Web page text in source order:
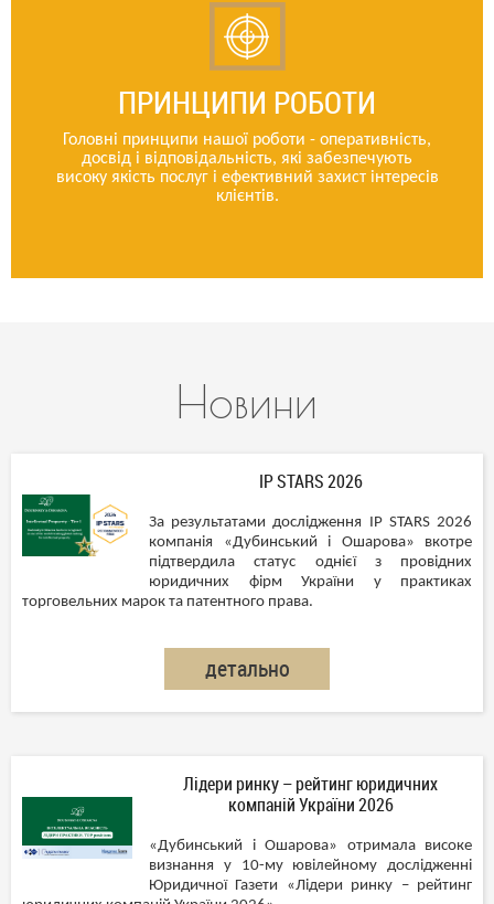
ПРИНЦИПИ РОБОТИ
Головні принципи нашої роботи - оперативність,
досвід і відповідальність, які забезпечують
високу якість послуг і ефективний захист інтересів
клієнтів.
Новини
IP STARS 2026
За результатами дослідження IP STARS 2026
компанія «Дубинський і Ошарова» вкотре
підтвердила статус однієї з провідних
юридичних фірм України у практиках
торговельних марок та патентного права.
детально
Лідери ринку – рейтинг юридичних
компаній України 2026
«Дубинський і Ошарова» отримала високе
визнання у 10-му ювілейному дослідженні
Юридичної Газети «Лідери ринку – рейтинг